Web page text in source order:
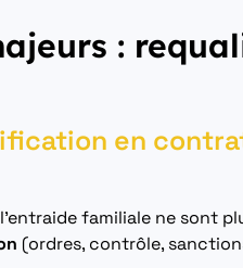
:
en
familiale ne sont
(ordres, contrôle,